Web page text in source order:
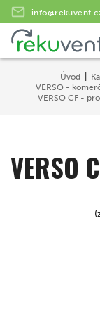
Úvod
VERSO -
VERSO CF -
VERSO